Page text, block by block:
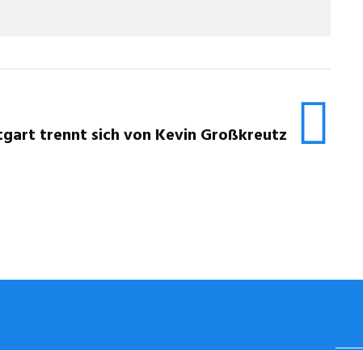
trennt sich von Kevin Großkreutz